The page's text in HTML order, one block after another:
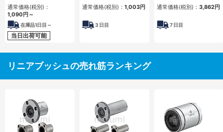
通常価格(税別)：
1,090 円 ～
在庫品1日目～
当日出荷可能
通常価格(税別)： 1,003円
3 日目
通常価格(税別)： 3,862円
7日目
リニアブッシュの売れ筋ランキング